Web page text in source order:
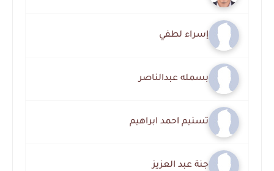
إسراء لطفي
بسمله عبدالناصر
تسنيم احمد ابراهيم
جنة عبد العزيز